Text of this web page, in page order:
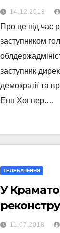
14.12.2018
Про це під час
заступником
заступник
демократії та
Енн Хоппер.…
ТЕЛЕБАЧЕННЯ
У
11.07.2018